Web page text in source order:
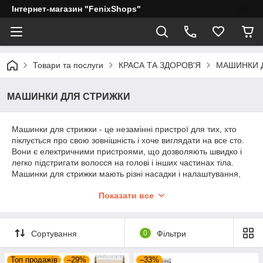
Інтернет-магазин "FenixShops"
Товари та послуги КРАСА ТА ЗДОРОВ'Я МАШИНКИ
МАШИНКИ ДЛЯ СТРИЖКИ
Машинки для стрижки - це незамінні пристрої для тих, хто
піклується про свою зовнішність і хоче виглядати на все сто.
Вони є електричними пристроями, що дозволяють швидко і
легко підстригати волосся на голові і інших частинах тіла.
Машинки для стрижки мають різні насадки і налаштування,
стрижки до довгого волосся.
домашніх умовах. Вони зручні у використанні і мають
невеликий розмір, що дозволяє легко зберігати їх будинки
або брати з собою в поїздку.
Показати все
Сортування 0 Фільтри
Топ продажів –29% –33%